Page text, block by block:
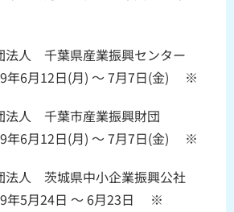
人 千葉県産業振興センター
6月12日(月) ～ 7月7日(金) ※
人 千葉市産業振興財団
6月12日(月) ～ 7月7日(金) ※
人 茨城県中小企業振興公社
5月24日 ～ 6月23日 ※